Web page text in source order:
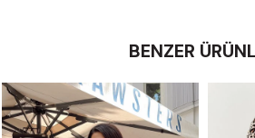
BENZER